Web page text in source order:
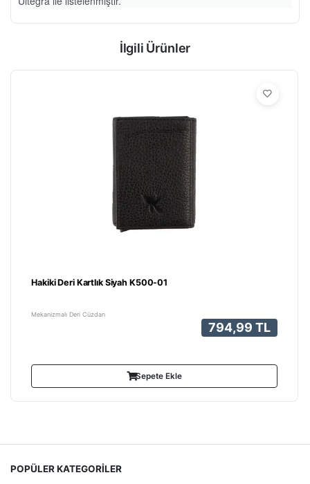
İlgili Ürünler
Hakiki Deri Kartlık Siyah K500-01
Mekanizmalı Deri Cüzdan
794,99 TL
Sepete Ekle
POPÜLER KATEGORİLER